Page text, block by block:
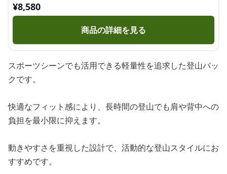
¥8,580
商品の詳細を見る
スポーツシーンでも活用できる軽量性を追求した登山バッ
クです。
快適なフィット感により、長時間の登山でも肩や背中への
負担を最小限に抑えます。
動きやすさを重視した設計で、活動的な登山スタイルにお
すすめです。